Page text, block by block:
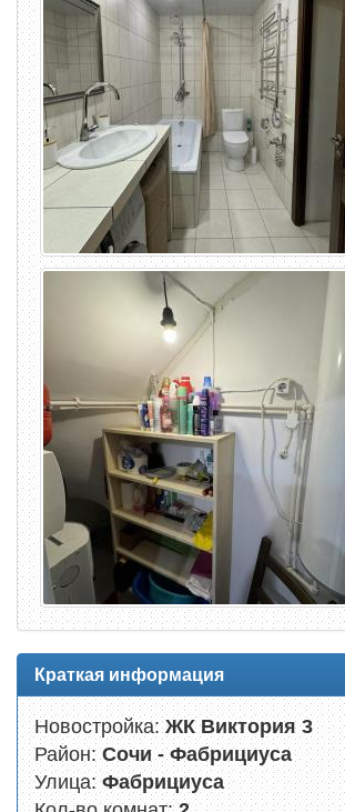
Краткая информация
Новостройка:ЖК Виктория 3
Район:Сочи - Фабрициуса
Улица:Фабрициуса